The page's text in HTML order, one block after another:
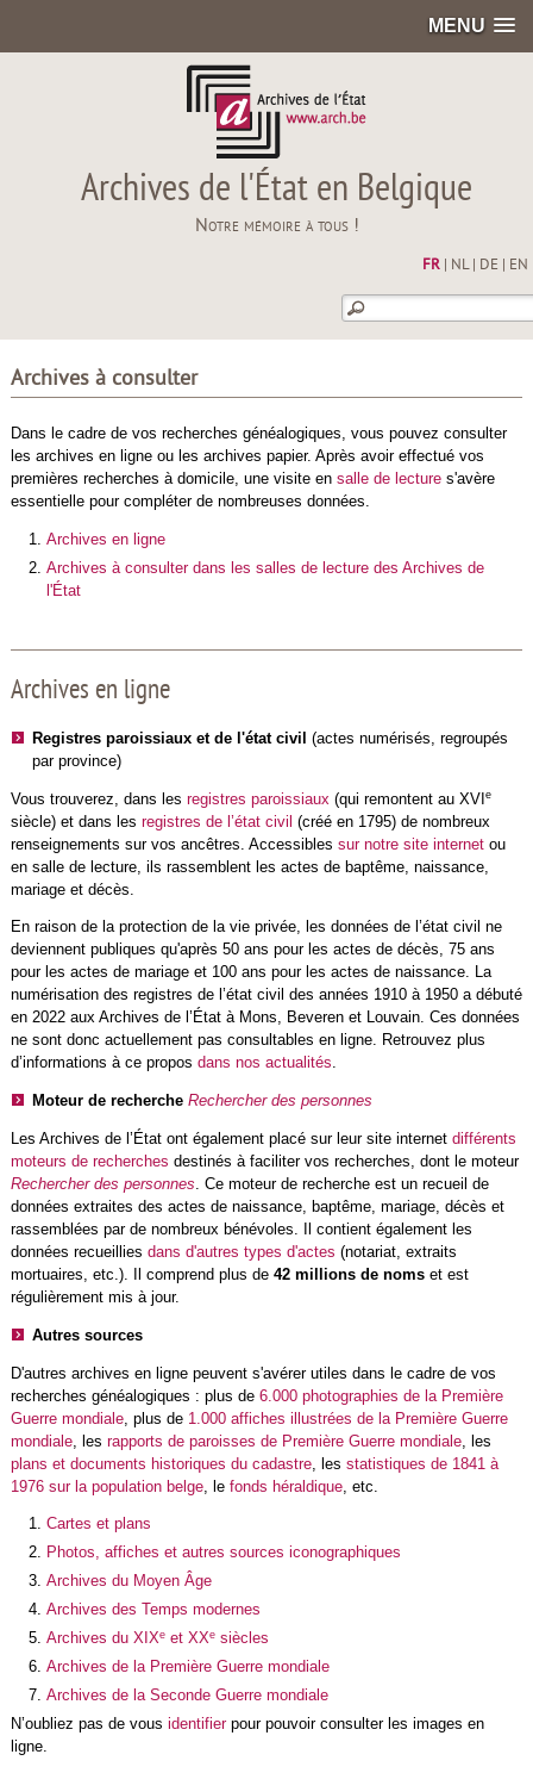
MENU
Archives de l'État en Belgique
Notre mémoire à tous !
FR| NL| DE EN
Archives à consulter
Dans le cadre de vos recherches généalogiques, vous pouvez consulter
les archives en ligne ou les archives papier. Après avoir effectué vos
premières recherches à domicile, une visite en salle de lectures'avère
essentielle pour compléter de nombreuses données.
Archives en ligne
Archives à consulter dans les salles de lecture des Archives de
l'État
Archives en ligne
Registres paroissiaux et de l'état civil (actes numérisés, regroupés
par province)
Vous trouverez, dans les registres paroissiaux (qui remontent au XVIe
siècle) et dans les registres de l’état civil (créé en 1795) de nombreux
renseignements sur vos ancêtres. Accessibles sur notre site internetou
en salle de lecture, ils rassemblent les actes de baptême, naissance,
mariage et décès.
En raison de la protection de la vie privée, les données de l’état civil ne
deviennent publiques qu'après 50 ans pour les actes de décès, 75 ans
pour les actes de mariage et 100 ans pour les actes de naissance. La
numérisation des registres de l’état civil des années 1910 à 1950 a débuté
en 2022 aux Archives de l’État à Mons, Beveren et Louvain. Ces données
ne sont donc actuellement pas consultables en ligne. Retrouvez plus
d’informations à ce propos dans nos actualités.
Moteur de recherche Rechercher des personnes
Les Archives de l’État ont également placé sur leur site internet différents
moteurs de recherches destinés à faciliter vos recherches, dont le moteur
Rechercher des personnes . Ce moteur de recherche est un recueil de
données extraites des actes de naissance, baptême, mariage, décès et
rassemblées par de nombreux bénévoles. Il contient également les
données recueillies dans d'autres types d'actes (notariat, extraits
mortuaires, etc.). Il comprend plus de 42 millions de nomset est
régulièrement mis à jour.
Autres sources
D'autres archives en ligne peuvent s'avérer utiles dans le cadre de vos
recherches généalogiques : plus de 6.000 photographies de la Première
Guerre mondiale, plus de 1.000 affiches illustrées de la Première Guerre
mondiale, les rapports de paroisses de Première Guerre mondiale, les
plans et documents historiques du cadastre, les statistiques de 1841 à
1976 sur la population belge, le fonds héraldique, etc.
Cartes et plans
Photos, affiches et autres sources iconographiques
Archives du Moyen Âge
Archives des Temps modernes
Archives du XIXeet XXesiècles
Archives de la Première Guerre mondiale
Archives de la Seconde Guerre mondiale
N’oubliez pas de vous identifierpour pouvoir consulter les images en
ligne.